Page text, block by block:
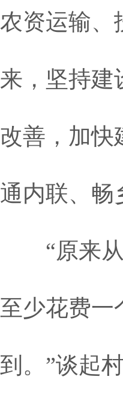
农资运输、
来，坚持建
改善，加快
通内联、畅
“原来从
至少花费一
到。”谈起